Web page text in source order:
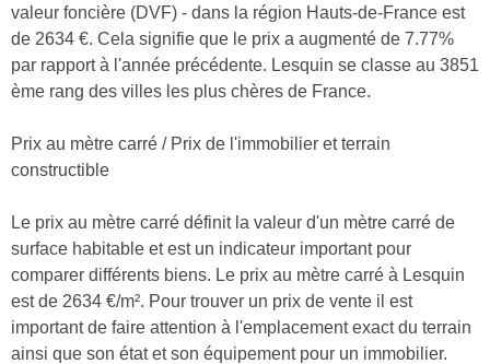
valeur foncière (DVF) - dans la région Hauts-de-France est
de 2634 €. Cela signifie que le prix a augmenté de 7.77%
par rapport à l'année précédente. Lesquin se classe au 3851
ème rang des villes les plus chères de France.
Prix au mètre carré / Prix de l'immobilier et terrain
constructible
Le prix au mètre carré définit la valeur d'un mètre carré de
surface habitable et est un indicateur important pour
comparer différents biens. Le prix au mètre carré à Lesquin
est de 2634 €/m². Pour trouver un prix de vente il est
important de faire attention à l'emplacement exact du terrain
ainsi que son état et son équipement pour un immobilier.